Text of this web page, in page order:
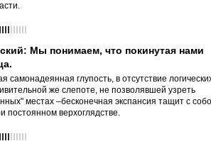
Мы понимаем, что покинутая нами
самонадеянная глупость, в отсутствие
же слепоте, не позволявшей узреть
местах –бесконечная экспансия тащит с
постоянном верхоглядстве.